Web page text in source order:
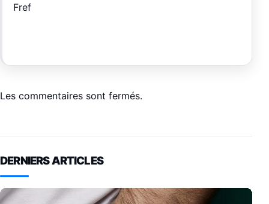
Fref
Les commentaires sont fermés.
DERNIERS ARTICLES